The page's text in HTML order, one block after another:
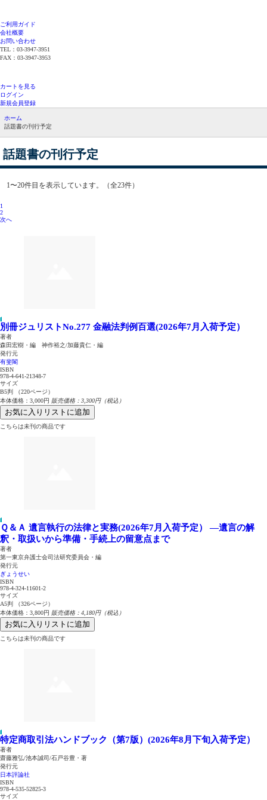
ご利用ガイド
会社概要
お問い合わせ
TEL：03-3947-3951
FAX：03-3947-3953
カートを見る
ログイン
新規会員登録
ホーム
話題書の刊行予定
話題書の刊行予定
1〜20件目を表示しています。（全23件）
1
2
次へ
別冊ジュリストNo.277 金融法判例百選(2026年7月入荷予定）
著者
森田宏樹・編 神作裕之/加藤貴仁・編
発行元
有斐閣
ISBN
978-4-641-21348-7
サイズ
B5判 （220ページ）
本体価格：3,000円 販売価格：3,300円（税込）
お気に入りリストに追加
こちらは未刊の商品です
Ｑ＆Ａ 遺言執行の法律と実務(2026年7月入荷予定）―遺言の解
釈・取扱いから準備・手続上の留意点まで
著者
第一東京弁護士会司法研究委員会・編
発行元
ぎょうせい
ISBN
978-4-324-11601-2
サイズ
A5判 （326ページ）
本体価格：3,800円 販売価格：4,180円（税込）
お気に入りリストに追加
こちらは未刊の商品です
特定商取引法ハンドブック（第7版）(2026年8月下旬入荷予定）
著者
齋藤雅弘/池本誠司/石戸谷豊・著
発行元
日本評論社
ISBN
978-4-535-52825-3
サイズ